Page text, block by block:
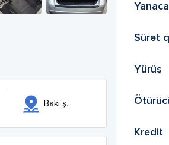
Bakı ş.
Sürət
Yürüş
Kredit